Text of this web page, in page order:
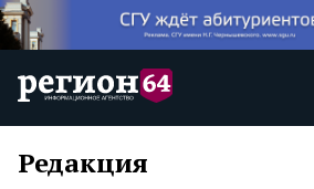
Редакция